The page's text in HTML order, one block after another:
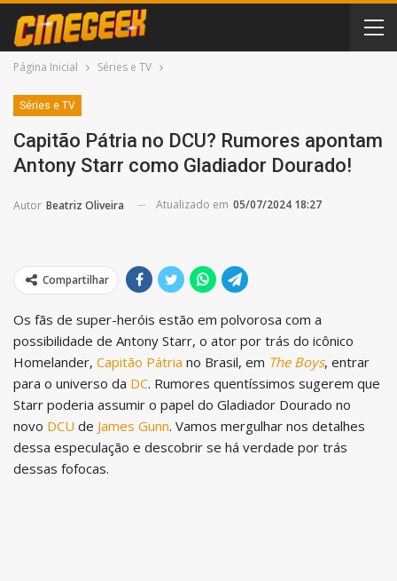
Página Inicial Séries e TV
Séries e TV
Capitão Pátria no DCU? Rumores apontam
Antony Starr como Gladiador Dourado!
Autor Beatriz Oliveira Atualizado em 05/07/2024 18:27
Compartilhar
Os fãs de super-heróis estão em polvorosa com a
possibilidade de Antony Starr, o ator por trás do icônico
Homelander, Capitão Pátria no Brasil, em The Boys, entrar
para o universo da DC. Rumores quentíssimos sugerem que
Starr poderia assumir o papel do Gladiador Dourado no
novo DCU de James Gunn. Vamos mergulhar nos detalhes
dessa especulação e descobrir se há verdade por trás
dessas fofocas.